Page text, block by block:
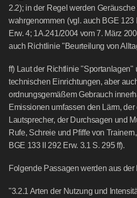
2.2); in der Regel werden
wahrgenommen (vgl. auch BGE 123
Erw. 4; 1A.241/2004 vom 7. März
auch Richtlinie "Beurteilung von
ff) Laut der Richtlinie
technischen Einrichtungen, aber
ordnungsgemäßem Gebrauch
Emissionen umfassen den Lärm,
Lautsprecher, der Durchsagen und
Rufe, Schreie und Pfiffe von
BGE 133 II 292 Erw. 3.1 S. 295 ff).
Folgende Passagen werden aus
"3.2.1 Arten der Nutzung und